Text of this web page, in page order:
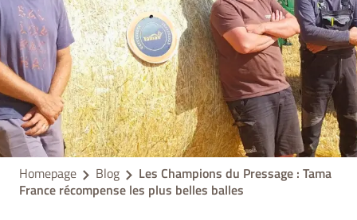
Homepage Blog
Les Champions du Pressage : Tama
France récompense les plus belles balles